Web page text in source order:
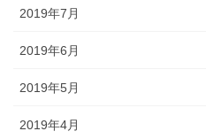
2019年7月
2019年6月
2019年5月
2019年4月